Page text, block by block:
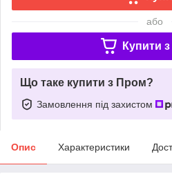
або
Купити з
Що таке купити з Пром?
Замовлення під захистом
Опис Характеристики